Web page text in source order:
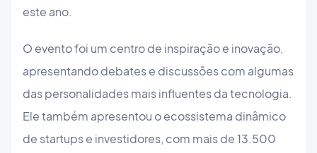
este ano.
O evento foi um centro de inspiração e inovação,
apresentando debates e discussões com algumas
das personalidades mais influentes da tecnologia.
Ele também apresentou o ecossistema dinâmico
de startups e investidores, com mais de 13.500